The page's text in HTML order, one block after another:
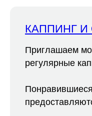
КАППИНГ
Приглашаем
регулярные